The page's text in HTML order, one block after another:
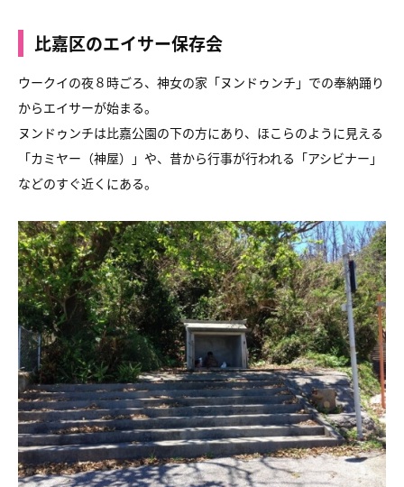
比嘉区のエイサー保存会
ウークイの夜８時ごろ、神女の家「ヌンドゥンチ」での奉納踊り
からエイサーが始まる。
ヌンドゥンチは比嘉公園の下の方にあり、ほこらのように見える
「カミヤー（神屋）」や、昔から行事が行われる「アシビナー」
などのすぐ近くにある。